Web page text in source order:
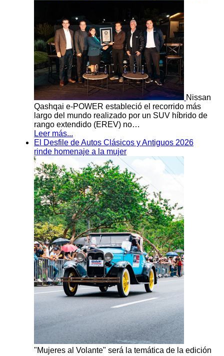
Nissan
Qashqai e-POWER estableció el recorrido más
largo del mundo realizado por un SUV híbrido de
rango extendido (EREV) no…
Leer más...
El Desfile de Autos Clásicos y Antiguos 2026
rinde homenaje a la mujer
"Mujeres al Volante" será la temática de la edición